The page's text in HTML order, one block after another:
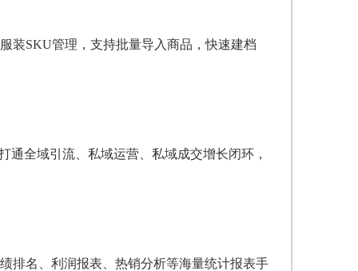
装SKU管理，支持批量导入商品，快速建档
通全域引流、私域运营、私域成交增长闭环，
排名、利润报表、热销分析等海量统计报表手